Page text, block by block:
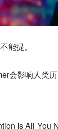
能提。
会影响人类历
Is All You